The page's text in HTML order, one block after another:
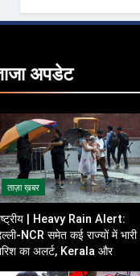
अपडेट
ताज़ा ख़बर
| Heavy Rain Alert:
NCR समेत कई राज्यों में भारी
का अलर्ट, Kerala और